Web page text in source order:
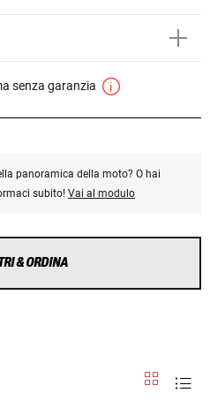
senza garanzia
panoramica della moto? O hai
subito! Vai al modulo
& ORDINA